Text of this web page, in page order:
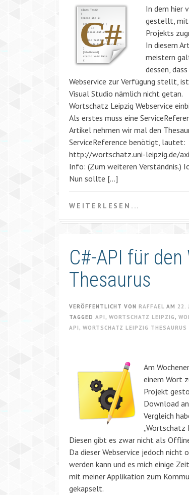
In dem hier
gestellt, mit
Projekts
In diesem
meistern
dessen,
Webservice zur Verfügung stellt,
Visual Studio nämlich nicht getan.
Wortschatz Leipzig Webservice
Als erstes muss eine
Artikel nehmen wir mal den
ServiceReference benötigt, lautet:
http://wortschatz.uni-leipzig.de/
Info: (Zum weiteren Verständnis.)
Nun sollte […]
WEITERLESEN...
C#-API für
Thesaurus
VERÖFFENTLICHT VON RAFFAEL AM 22.
TAGGED API , WORTSCHATZ LEIPZIG ,
API , WORTSCHATZ LEIPZIG THESAURUS
Am
einem Wort
Projekt
Download
Vergleich
„Wortschatz
Diesen gibt es zwar nicht als
Da dieser Webservice jedoch nicht
werden kann und es mich einige
mit meiner Applikation zum
gekapselt.